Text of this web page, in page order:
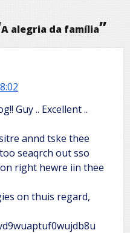
A alegria da família”
Guy .. Excellent ..
annd tske thee
seaqrch out sso
right hewre iin thee
on thuis regard,